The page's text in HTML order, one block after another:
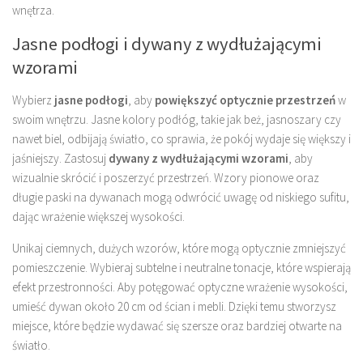
wnętrza.
Jasne podłogi i dywany z wydłużającymi
wzorami
Wybierz jasne podłogi, aby powiększyć optycznie przestrzeńw
swoim wnętrzu. Jasne kolory podłóg, takie jak beż, jasnoszary czy
nawet biel, odbijają światło, co sprawia, że pokój wydaje się większy i
jaśniejszy. Zastosuj dywany z wydłużającymi wzorami, aby
wizualnie skrócić i poszerzyć przestrzeń. Wzory pionowe oraz
długie paski na dywanach mogą odwrócić uwagę od niskiego sufitu,
dając wrażenie większej wysokości.
Unikaj ciemnych, dużych wzorów, które mogą optycznie zmniejszyć
pomieszczenie. Wybieraj subtelne i neutralne tonacje, które wspierają
efekt przestronności. Aby potęgować optyczne wrażenie wysokości,
umieść dywan około 20 cm od ścian i mebli. Dzięki temu stworzysz
miejsce, które będzie wydawać się szersze oraz bardziej otwarte na
światło.